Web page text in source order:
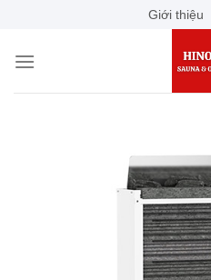
content
Giới thiệu